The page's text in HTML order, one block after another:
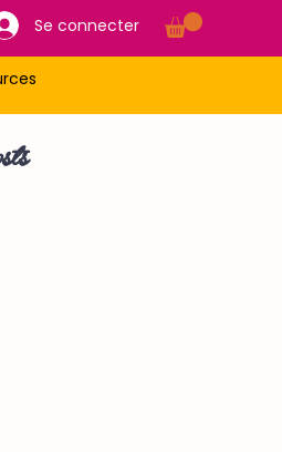
Se connecter